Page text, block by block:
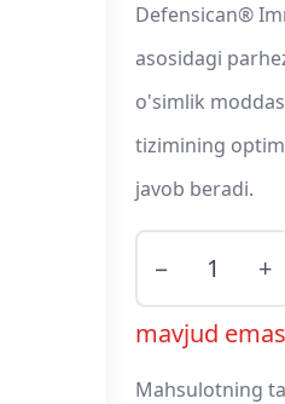
Defensican®
asosidagi
o'simlik
tizimining
javob beradi.
− +
mavjud emas
Mahsulotning